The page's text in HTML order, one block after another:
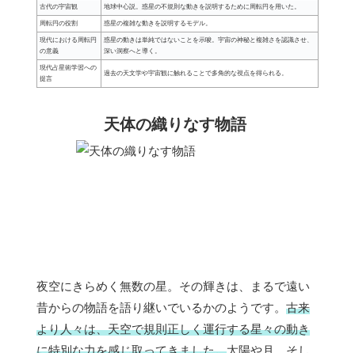
古代の宇宙観 地球中心説。惑星の不規則な動きを説明するために周転円を用いた。
周転円の役割 惑星の複雑な動きを説明するモデル。
現代における周転円
の意義
惑星の動きは単純ではないことを示唆。宇宙の神秘と複雑さを認識させ、
深い洞察へと導く。
現代占星術学習への
提言
過去の天文学や宇宙観に触れることで多角的な視点を得られる。
天体の織りなす物語
夜空にきらめく無数の星。その輝きは、まるで遠い
昔からの物語を語り継いでいるかのようです。 古来
より人々は、天空で規則正しく運行する星々の動き
に特別な力を感じ取ってきました。太陽や月、そし